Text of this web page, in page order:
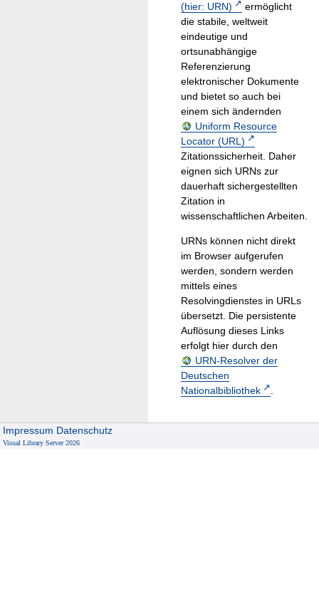
(hier: URN)
ermöglicht
die stabile, weltweit
eindeutige und
ortsunabhängige
Referenzierung
elektronischer Dokumente
und bietet so auch bei
einem sich ändernden
Uniform Resource
Locator (URL)
Zitationssicherheit. Daher
eignen sich URNs zur
dauerhaft sichergestellten
Zitation in
wissenschaftlichen Arbeiten.
URNs können nicht direkt
im Browser aufgerufen
werden, sondern werden
mittels eines
Resolvingdienstes in URLs
übersetzt. Die persistente
Auflösung dieses Links
erfolgt hier durch den
URN-Resolver der
Deutschen
Nationalbibliothek
.
Impressum Datenschutz
Visual Library Server 2026